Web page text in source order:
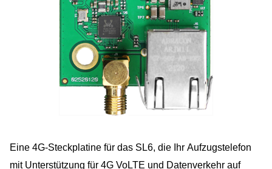
Eine 4G-Steckplatine für das SL6, die Ihr Aufzugstelefon
mit Unterstützung für 4G VoLTE und Datenverkehr auf